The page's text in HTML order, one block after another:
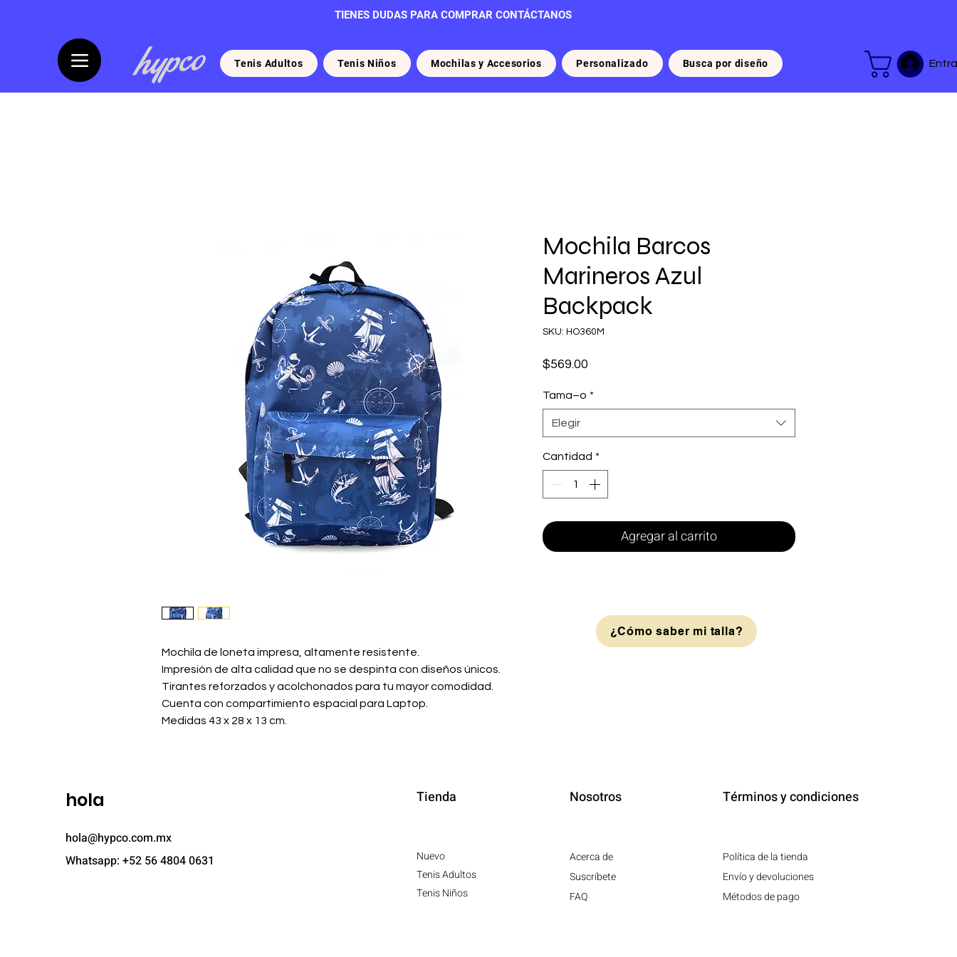
TIENES DUDAS PARA COMPRAR CONTÁCTANOS
Tenis Adultos Tenis Niños Mochilas y Accesorios Personalizado Busca por diseño
Mochila de loneta impresa, altamente resistente.
Impresión de alta calidad que no se despinta con diseños únicos.
Tirantes reforzados y acolchonados para tu mayor comodidad.
Cuenta con compartimiento espacial para Laptop.
Medidas 43 x 28 x 13 cm.
Mochila Barcos
Marineros Azul
Backpack
SKU: HO360M
$569.00
Tama–o *
Elegir
Cantidad *
Agregar al carrito
¿Cómo saber mi talla?
hola
hola@hypco.com.mx
Whatsapp: +52 56 4804 0631
Tienda
Nuevo
Tenis Adultos
Tenis Niños
Nosotros
Acerca de
Suscríbete
FAQ
Términos y condiciones
Política de la tienda
Envío y devoluciones
Métodos de pago